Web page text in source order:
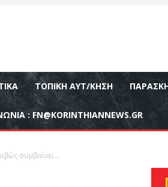
ΤΟΠΙΚΉ ΑΥΤ/ΚΗΣΗ
: FN@KORINTHIANNEWS.GR
συμβαίνει...